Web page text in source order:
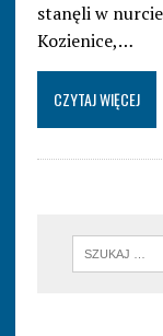
stanęli w
Kozienice,…
CZYTAJ WIĘCEJ